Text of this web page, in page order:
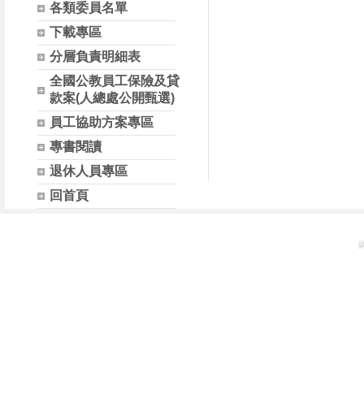
各類委員名單
下載專區
分層負責明細表
全國公教員工保險及貸
款案(人總處公開甄選)
員工協助方案專區
專書閱讀
退休人員專區
回首頁